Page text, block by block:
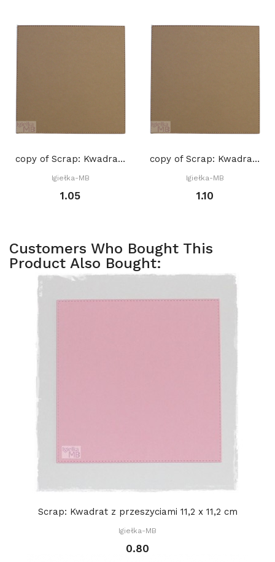
copy of Scrap: Kwadrat z przeszyciami 15,2 x...
Igiełka-MB
1.05
copy of Scrap: Kwadrat z przeszyciami 15,2 x...
Igiełka-MB
1.10
Customers Who Bought This
Product Also Bought:
Scrap: Kwadrat z przeszyciami 11,2 x 11,2 cm
Igiełka-MB
0.80